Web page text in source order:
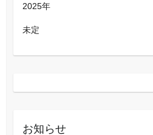
2025年
未定
お知らせ